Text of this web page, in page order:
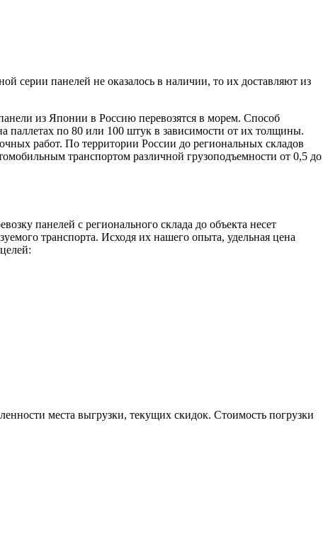
серии панелей не оказалось в наличии, то их доставляют из
из Японии в Россию перевозятся в морем. Способ
паллетах по 80 или 100 штук в зависимости от их толщины.
работ. По территории России до региональных складов
транспортом различной грузоподъемности от 0,5 до
панелей с регионального склада до объекта несет
транспорта. Исходя их нашего опыта, удельная цена
места выгрузки, текущих скидок. Стоимость погрузки